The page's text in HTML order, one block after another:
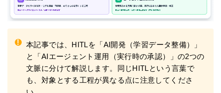
!
本記事では、HITLを「AI開発（学習データ整備）」
と「AIエージェント運用（実行時の承認）」の2つの
文脈に分けて解説します。同じHITLという言葉で
も、対象とする工程が異なる点に注意してくださ